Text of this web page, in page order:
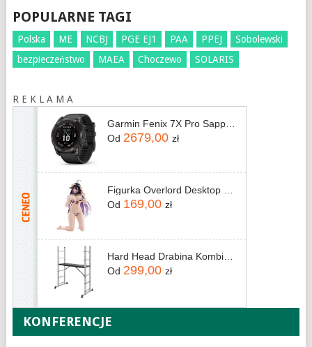
POPULARNE TAGI
Polska ME NCBJ PGE EJ1 PAA PPEJ
Sobolewski
bezpieczeństwo
MAEA Choczewo SOLARIS
R E K L A M A
Garmin Fenix 7X Pro Sapphire Solar Carbon Gray DLC Titanium Z Czarnym Paskiem (010-02778-11)
Od 2679,00 zł
Figurka Overlord Desktop Cute Albedo Cow-Print Swimsuit Ver. 15 cm
Od 169,00 zł
Hard Head Drabina Kombinowana Z Platformą 1,6m
Od 299,00 zł
KONFERENCJE